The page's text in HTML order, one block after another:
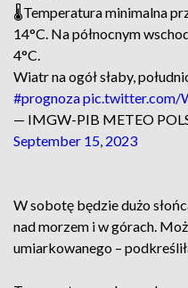
🌡️Temperatura minimalna
14°C. Na północnym
4°C.
Wiatr na ogół słaby,
#prognozapic.twitter.com/
— IMGW-PIB METEO
September 15, 2023
W sobotę będzie dużo
nad morzem i w górach.
umiarkowanego –